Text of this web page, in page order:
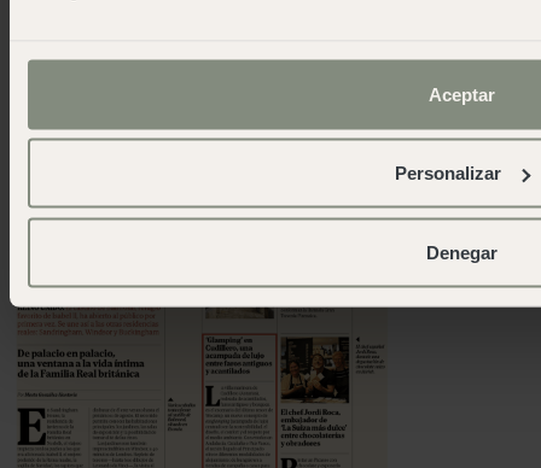
Aceptar
Personalizar
Denegar